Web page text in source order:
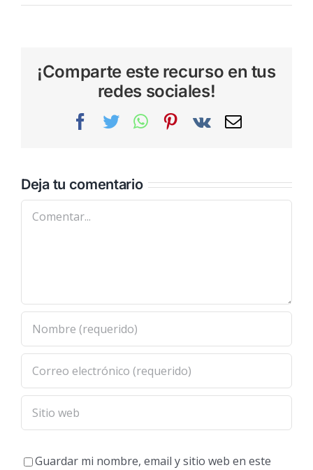
¡Comparte este recurso en tus
redes sociales!
Facebook
TwitterWhatsAppPinterest
Vk
Correo
Deja tu comentario
Comentar
Guardar mi nombre, email y sitio web en este